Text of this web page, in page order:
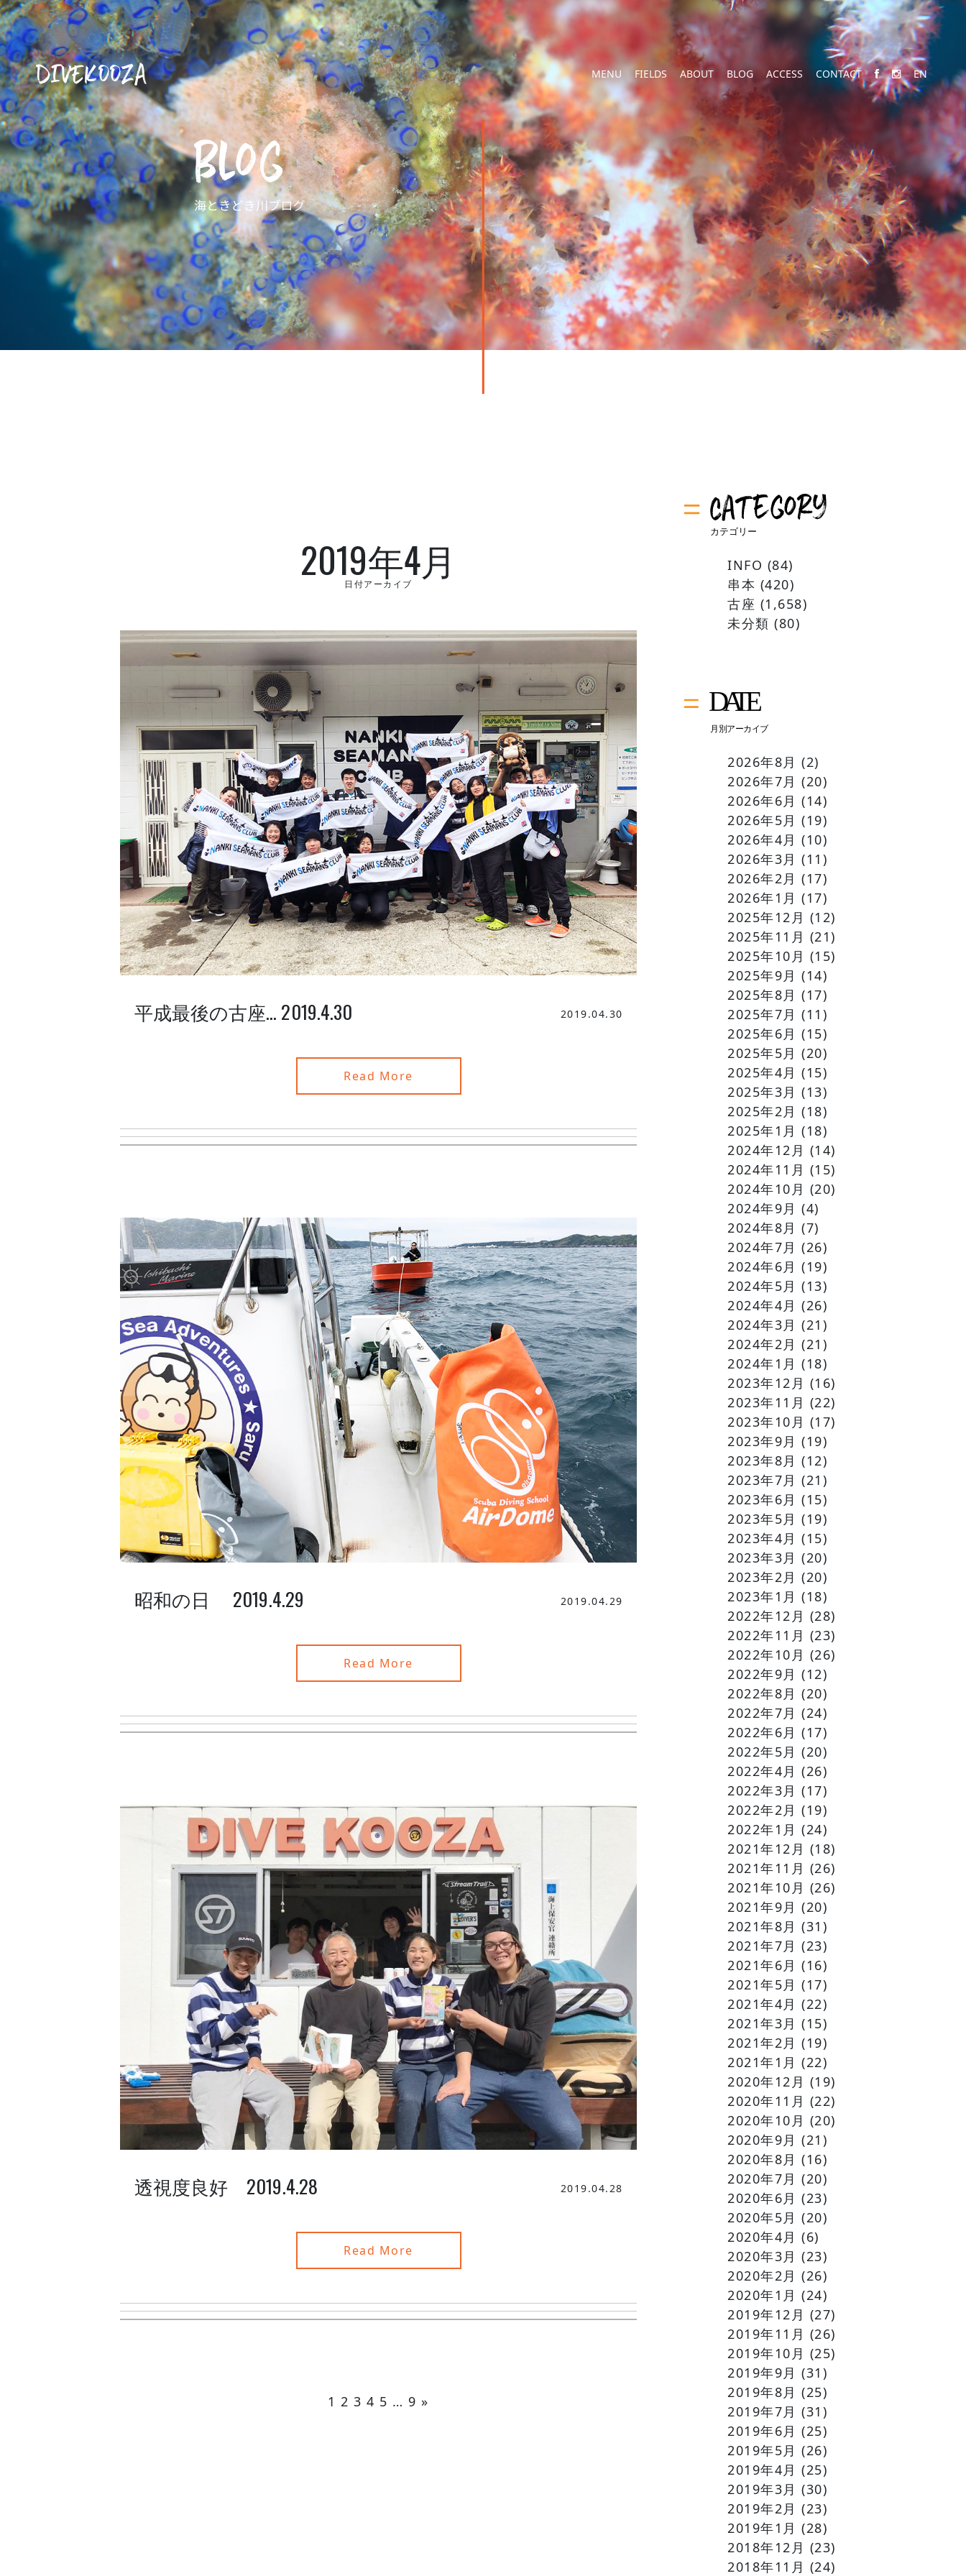
DIVEKOOZA MENU FIELDS ABOUT BLOG ACCESS CONTACT EN
2019年4月
日付アーカイブ
平成最後の古座… 2019.4.30 2019.04.30
Read More
昭和の日 2019.4.29 2019.04.29
Read More
透視度良好 2019.4.28 2019.04.28
Read More
1 2 3 4 5 … 9 »
INFO (84)
串本 (420)
古座 (1,658)
未分類 (80)
2026年8月 (2)
2026年7月 (20)
2026年6月 (14)
2026年5月 (19)
2026年4月 (10)
2026年3月 (11)
2026年2月 (17)
2026年1月 (17)
2025年12月 (12)
2025年11月 (21)
2025年10月 (15)
2025年9月 (14)
2025年8月 (17)
2025年7月 (11)
2025年6月 (15)
2025年5月 (20)
2025年4月 (15)
2025年3月 (13)
2025年2月 (18)
2025年1月 (18)
2024年12月 (14)
2024年11月 (15)
2024年10月 (20)
2024年9月 (4)
2024年8月 (7)
2024年7月 (26)
2024年6月 (19)
2024年5月 (13)
2024年4月 (26)
2024年3月 (21)
2024年2月 (21)
2024年1月 (18)
2023年12月 (16)
2023年11月 (22)
2023年10月 (17)
2023年9月 (19)
2023年8月 (12)
2023年7月 (21)
2023年6月 (15)
2023年5月 (19)
2023年4月 (15)
2023年3月 (20)
2023年2月 (20)
2023年1月 (18)
2022年12月 (28)
2022年11月 (23)
2022年10月 (26)
2022年9月 (12)
2022年8月 (20)
2022年7月 (24)
2022年6月 (17)
2022年5月 (20)
2022年4月 (26)
2022年3月 (17)
2022年2月 (19)
2022年1月 (24)
2021年12月 (18)
2021年11月 (26)
2021年10月 (26)
2021年9月 (20)
2021年8月 (31)
2021年7月 (23)
2021年6月 (16)
2021年5月 (17)
2021年4月 (22)
2021年3月 (15)
2021年2月 (19)
2021年1月 (22)
2020年12月 (19)
2020年11月 (22)
2020年10月 (20)
2020年9月 (21)
2020年8月 (16)
2020年7月 (20)
2020年6月 (23)
2020年5月 (20)
2020年4月 (6)
2020年3月 (23)
2020年2月 (26)
2020年1月 (24)
2019年12月 (27)
2019年11月 (26)
2019年10月 (25)
2019年9月 (31)
2019年8月 (25)
2019年7月 (31)
2019年6月 (25)
2019年5月 (26)
2019年4月 (25)
2019年3月 (30)
2019年2月 (23)
2019年1月 (28)
2018年12月 (23)
2018年11月 (24)